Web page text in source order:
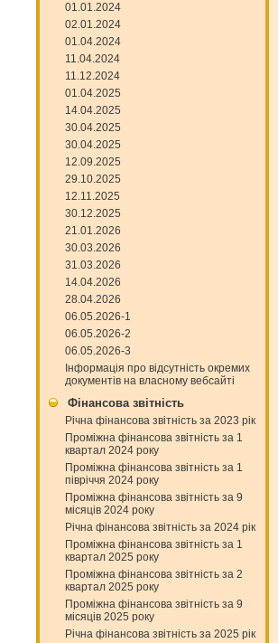
01.01.2024
02.01.2024
01.04.2024
11.04.2024
11.12.2024
01.04.2025
14.04.2025
30.04.2025
30.04.2025
12.09.2025
29.10.2025
12.11.2025
30.12.2025
21.01.2026
30.03.2026
31.03.2026
14.04.2026
28.04.2026
06.05.2026-1
06.05.2026-2
06.05.2026-3
Інформація про відсутність окремих
документів на власному вебсайті
Фінансова звітність
Річна фінансова звітність за 2023 рік
Проміжна фінансова звітність за 1
квартал 2024 року
Проміжна фінансова звітність за 1
півріччя 2024 року
Проміжна фінансова звітність за 9
місяців 2024 року
Річна фінансова звітність за 2024 рік
Проміжна фінансова звітність за 1
квартал 2025 року
Проміжна фінансова звітність за 2
квартал 2025 року
Проміжна фінансова звітність за 9
місяців 2025 року
Річна фінансова звітність за 2025 рік